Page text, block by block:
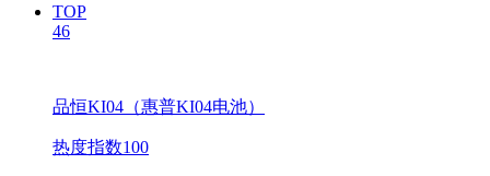
TOP
46
品恒KI04（惠普KI04电池）
热度指数100